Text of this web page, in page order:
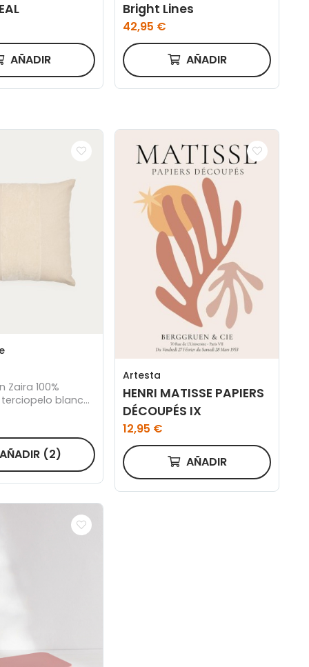
AÑADIR
Bright Lines
42,95 €
AÑADIR
Zaira 100%
blanco
(2)
Artesta
HENRI MATISSE PAPIERS
DÉCOUPÉS IX
12,95 €
AÑADIR